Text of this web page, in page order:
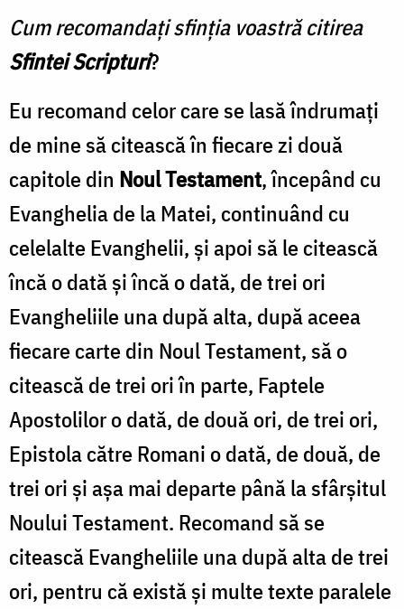
Cum recomandaţi sfinţia voastră citirea
Sfintei Scripturi?
Eu recomand celor care se lasă îndrumaţi
de mine să citească în fiecare zi două
capitole din Noul Testament, începând cu
Evanghelia de la Matei, continuând cu
celelalte Evanghelii, şi apoi să le citească
încă o dată şi încă o dată, de trei ori
Evangheliile una după alta, după aceea
fiecare carte din Noul Testament, să o
citească de trei ori în parte, Faptele
Apostolilor o dată, de două ori, de trei ori,
Epistola către Romani o dată, de două, de
trei ori şi aşa mai departe până la sfârşitul
Noului Testament. Recomand să se
citească Evangheliile una după alta de trei
ori, pentru că există şi multe texte paralele